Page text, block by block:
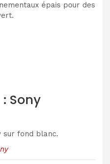
épais pour des
Sony